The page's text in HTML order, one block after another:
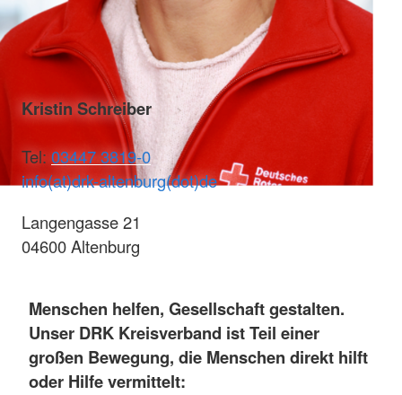
Kristin Schreiber
Tel: 03447 3819-0
info(at)drk-altenburg(dot)de
Langengasse 21
04600 Altenburg
Menschen helfen, Gesellschaft gestalten.
Unser DRK Kreisverband ist Teil einer
großen Bewegung, die Menschen direkt hilft
oder Hilfe vermittelt: